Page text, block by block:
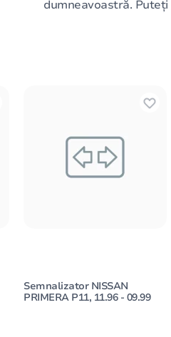
dumneavoastră. Puteți
Semnalizator NISSAN
PRIMERA P11, 11.96 - 09.99